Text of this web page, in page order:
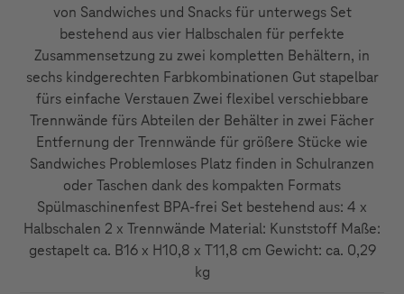
von Sandwiches und Snacks für unterwegs Set
bestehend aus vier Halbschalen für perfekte
Zusammensetzung zu zwei kompletten Behältern, in
sechs kindgerechten Farbkombinationen Gut stapelbar
fürs einfache Verstauen Zwei flexibel verschiebbare
Trennwände fürs Abteilen der Behälter in zwei Fächer
Entfernung der Trennwände für größere Stücke wie
Sandwiches Problemloses Platz finden in Schulranzen
oder Taschen dank des kompakten Formats
Spülmaschinenfest BPA-frei Set bestehend aus: 4 x
Halbschalen 2 x Trennwände Material: Kunststoff Maße:
gestapelt ca. B16 x H10,8 x T11,8 cm Gewicht: ca. 0,29
kg